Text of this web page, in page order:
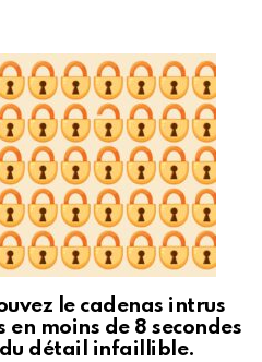
le cadenas intrus
moins de 8 secondes
du détail infaillible.